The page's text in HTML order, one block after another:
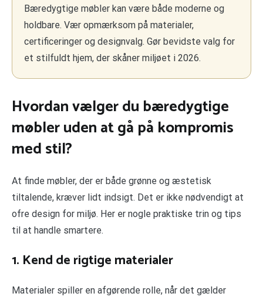
Bæredygtige møbler kan være både moderne og
holdbare. Vær opmærksom på materialer,
certificeringer og designvalg. Gør bevidste valg for
et stilfuldt hjem, der skåner miljøet i 2026.
Hvordan vælger du bæredygtige
møbler uden at gå på kompromis
med stil?
At finde møbler, der er både grønne og æstetisk
tiltalende, kræver lidt indsigt. Det er ikke nødvendigt at
ofre design for miljø. Her er nogle praktiske trin og tips
til at handle smartere.
1. Kend de rigtige materialer
Materialer spiller en afgørende rolle, når det gælder